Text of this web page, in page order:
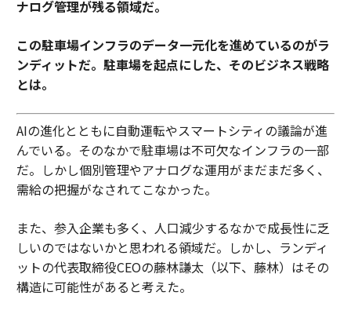
ナログ管理が残る領域だ。
この駐車場インフラのデータ一元化を進めているのがラ
ンディットだ。駐車場を起点にした、そのビジネス戦略
とは。
AIの進化とともに自動運転やスマートシティの議論が進
んでいる。そのなかで駐車場は不可欠なインフラの一部
だ。しかし個別管理やアナログな運用がまだまだ多く、
需給の把握がなされてこなかった。
また、参入企業も多く、人口減少するなかで成長性に乏
しいのではないかと思われる領域だ。しかし、ランディ
ットの代表取締役CEOの藤林謙太（以下、藤林）はその
構造に可能性があると考えた。